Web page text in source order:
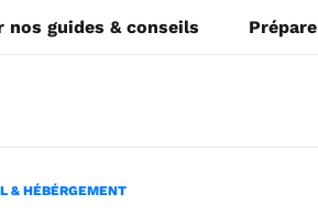
nos guides & conseils
& HÉBÉRGEMENT